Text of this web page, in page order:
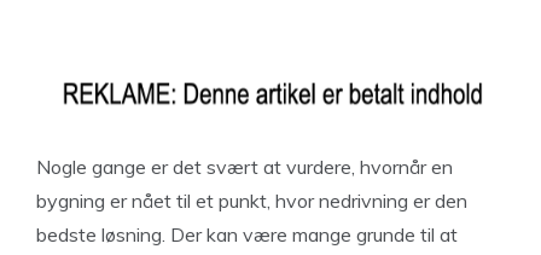
Nogle gange er det svært at vurdere, hvornår en
bygning er nået til et punkt, hvor nedrivning er den
bedste løsning. Der kan være mange grunde til at